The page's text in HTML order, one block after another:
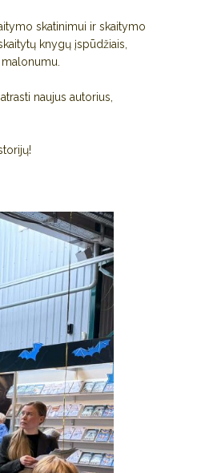
skatinimui ir skaitymo
knygų įspūdžiais,
naujus autorius,